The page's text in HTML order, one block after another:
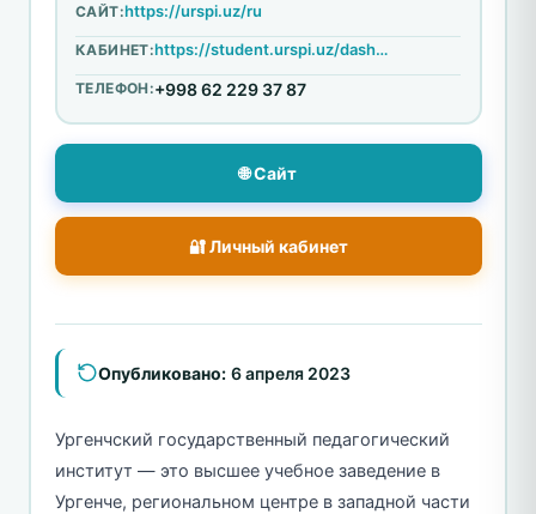
САЙТ:https://urspi.uz/ru
КАБИНЕТ: https://student.urspi.uz/dashboard/login
ТЕЛЕФОН:+998 62 229 37 87
🌐 Сайт
🔐 Личный кабинет
Опубликовано: 6 апреля 2023
Ургенчский государственный педагогический
институт — это высшее учебное заведение в
Ургенче, региональном центре в западной части